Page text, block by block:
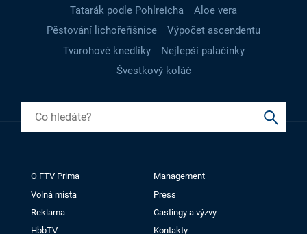
Tatarák podle Pohlreicha
Aloe vera
Pěstování lichořeřišnice
Výpočet ascendentu
Tvarohové knedlíky
Nejlepší palačinky
Švestkový koláč
O FTV Prima
Management
Volná místa
Press
Reklama
Castingy a výzvy
HbbTV
Kontakty